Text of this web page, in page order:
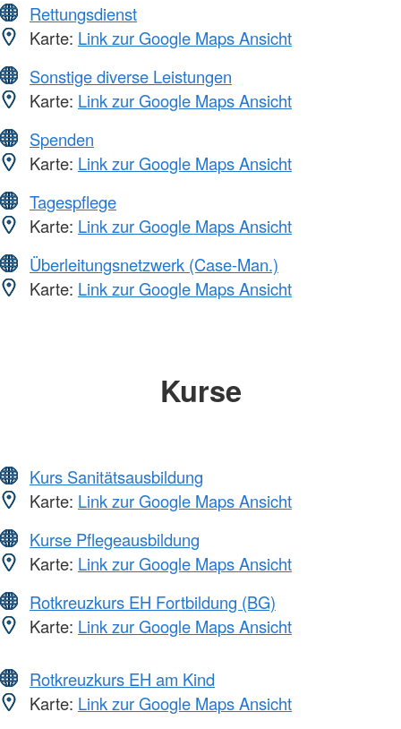
Rettungsdienst
Karte: Link zur Google Maps Ansicht
Sonstige diverse Leistungen
Karte: Link zur Google Maps Ansicht
Spenden
Karte: Link zur Google Maps Ansicht
Tagespflege
Karte: Link zur Google Maps Ansicht
Überleitungsnetzwerk (Case-Man.)
Karte: Link zur Google Maps Ansicht
Kurse
Kurs Sanitätsausbildung
Karte: Link zur Google Maps Ansicht
Kurse Pflegeausbildung
Karte: Link zur Google Maps Ansicht
Rotkreuzkurs EH Fortbildung (BG)
Karte: Link zur Google Maps Ansicht
Rotkreuzkurs EH am Kind
Karte: Link zur Google Maps Ansicht